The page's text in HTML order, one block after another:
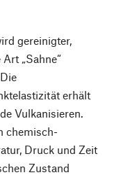
gereinigter,
„Sahne“
erhält
Vulkanisieren.
chemisch-
Druck und Zeit
Zustand